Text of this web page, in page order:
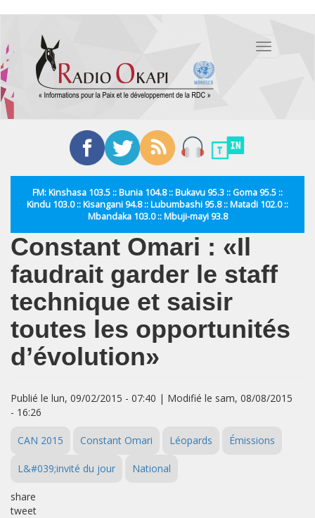
contenu
principal
Toggle
FM: Kinshasa 103.5 :: Bunia 104.8 :: Bukavu 95.3 :: Goma 95.5 ::
Kindu 103.0 :: Kisangani 94.8 :: Lubumbashi 95.8 :: Matadi 102.0 ::
Mbandaka 103.0 :: Mbuji-mayi 93.8
Constant Omari : «Il
faudrait garder le staff
technique et saisir
toutes les opportunités
d’évolution»
Publié le lun, 09/02/2015 - 07:40 | Modifié le sam, 08/08/2015
- 16:26
CAN 2015 Constant Omari Léopards Émissions
L&#039;invité du jour National
share
tweet